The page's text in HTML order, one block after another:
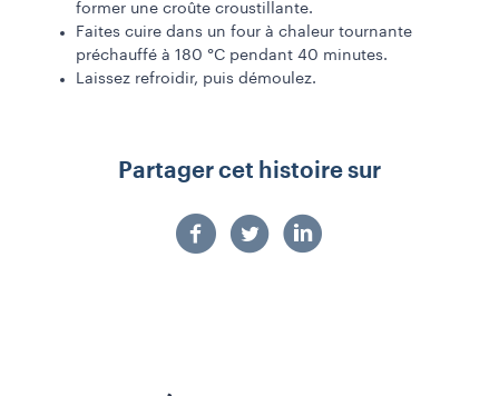
former une croûte croustillante.
Faites cuire dans un four à chaleur tournante
préchauffé à 180 °C pendant 40 minutes.
Laissez refroidir, puis démoulez.
Partager cet histoire sur